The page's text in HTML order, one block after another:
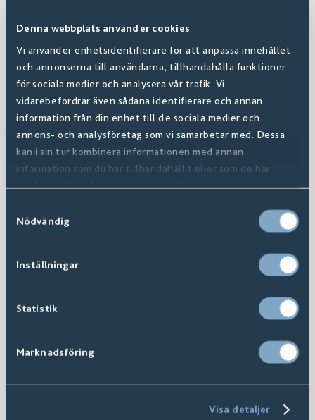
Denna webbplats använder cookies
Vi använder enhetsidentifierare för att anpassa innehållet
och annonserna till användarna, tillhandahålla funktioner
för sociala medier och analysera vår trafik. Vi
vidarebefordrar även sådana identifierare och annan
information från din enhet till de sociala medier och
annons- och analysföretag som vi samarbetar med. Dessa
kan i sin tur kombinera informationen med annan
information som du har tillhandahållit eller som de har
samlat in när du har använt deras tjänster.
Nödvändig
Inställningar
Statistik
Marknadsföring
Visa detaljer